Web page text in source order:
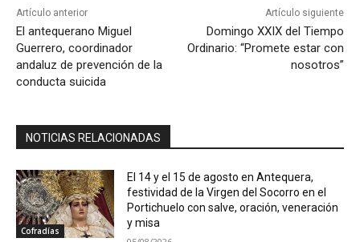
Artículo anterior
El antequerano Miguel
Guerrero, coordinador
andaluz de prevención de la
conducta suicida
Artículo siguiente
Domingo XXIX del Tiempo
Ordinario: “Promete estar con
nosotros”
NOTICIAS RELACIONADAS
Cofradías
El 14 y el 15 de agosto en Antequera,
festividad de la Virgen del Socorro en el
Portichuelo con salve, oración, veneración
y misa